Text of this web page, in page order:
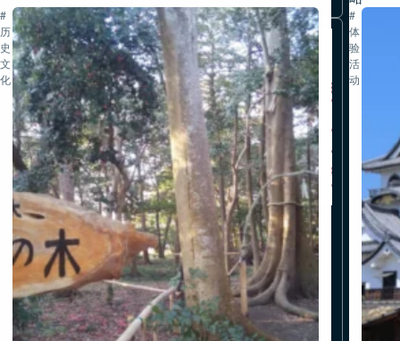
#
历
史・
文
化
#
体
验・
活
动
小紅書
风
情
滋
贺
琵
琶
湖
ID:
336351626